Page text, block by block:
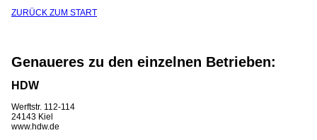
ZURÜCK ZUM START
Genaueres zu den einzelnen Betrieben:
HDW
Werftstr. 112-114
24143 Kiel
www.hdw.de